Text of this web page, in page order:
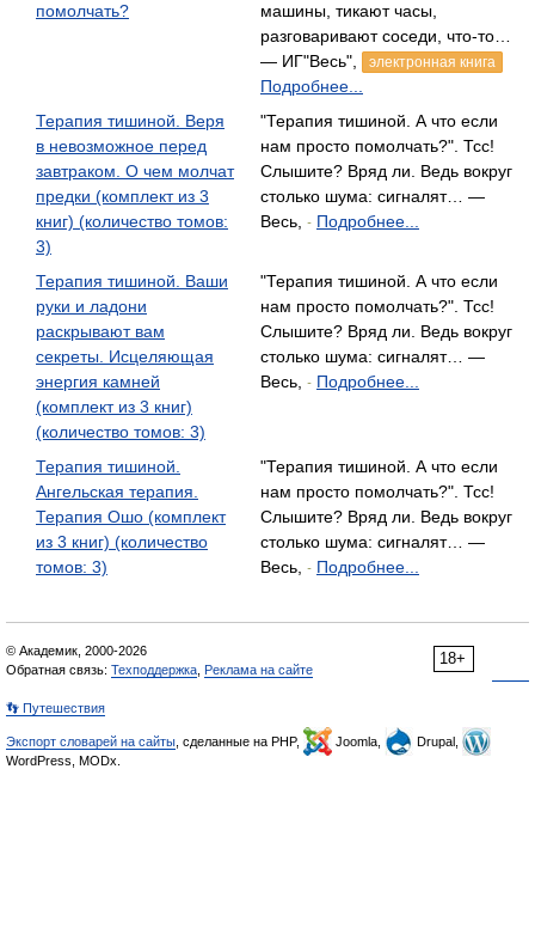
помолчать?
машины, тикают часы,
разговаривают соседи, что-то…
— ИГ"Весь",
электронная книга
Подробнее...
Терапия тишиной. Веря
в невозможное перед
завтраком. О чем молчат
предки (комплект из 3
книг) (количество томов:
3)
"Терапия тишиной. А что если
нам просто помолчать?". Тсс!
Слышите? Вряд ли. Ведь вокруг
столько шума: сигналят… —
Весь,
- Подробнее...
Терапия тишиной. Ваши
руки и ладони
раскрывают вам
секреты. Исцеляющая
энергия камней
(комплект из 3 книг)
(количество томов: 3)
"Терапия тишиной. А что если
нам просто помолчать?". Тсс!
Слышите? Вряд ли. Ведь вокруг
столько шума: сигналят… —
Весь,
- Подробнее...
Терапия тишиной.
Ангельская терапия.
Терапия Ошо (комплект
из 3 книг) (количество
томов: 3)
"Терапия тишиной. А что если
нам просто помолчать?". Тсс!
Слышите? Вряд ли. Ведь вокруг
столько шума: сигналят… —
Весь,
- Подробнее...
18+
© Академик, 2000-2026
Обратная связь: Техподдержка Реклама на сайте
👣 Путешествия
Экспорт словарей на сайты , сделанные на PHP, Joomla,
Drupal,
WordPress, MODx.